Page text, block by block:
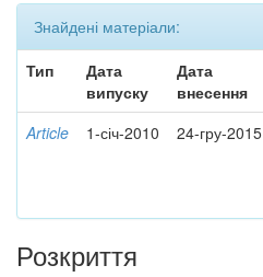
Знайдені матеріали:
Тип
Дата
випуску
Дата
внесення
Article 1-січ-2010 24-гру-2015
Розкриття